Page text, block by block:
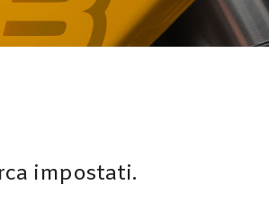
impostati.